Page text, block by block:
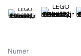
Numer